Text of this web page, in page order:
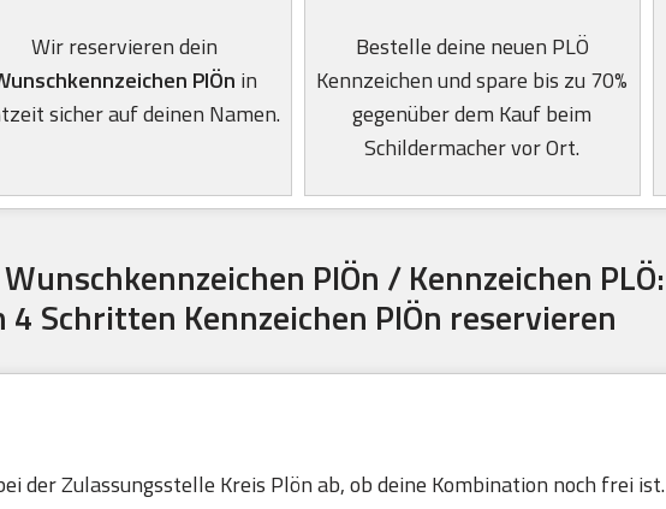
Wir reservieren dein
PlÖn in
sicher auf deinen Namen.
Bestelle deine neuen PLÖ
Kennzeichen und spare bis zu 70%
gegenüber dem Kauf beim
Schildermacher vor Ort.
PlÖn / Kennzeichen PLÖ:
4 Schritten Kennzeichen PlÖn reservieren
der Zulassungsstelle Kreis Plön ab, ob deine Kombination noch frei ist.